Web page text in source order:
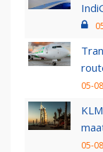
05-
05-